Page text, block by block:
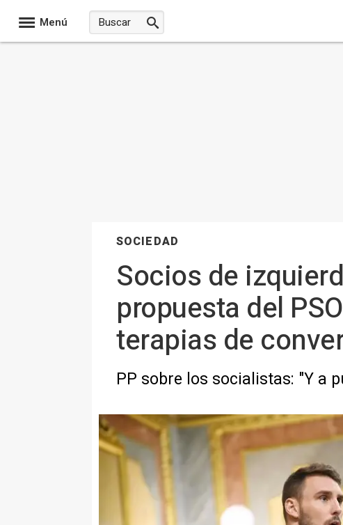
Menú
SOCIEDAD
Socios de
propuesta del
terapias de
PP sobre los socialistas: "Y a